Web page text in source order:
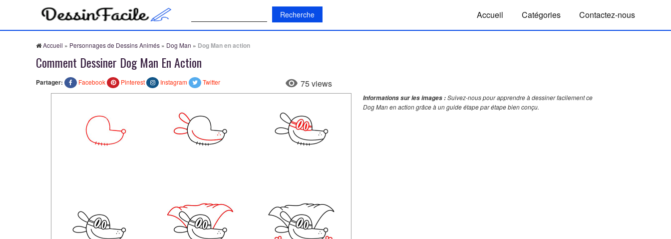
Accueil Catégories Contactez-nous
Accueil » Personnages de Dessins Animés » Dog Man » Dog Man en action
Comment Dessiner Dog Man En Action
Partager: Facebook Pinterest Instagram Twitter 75 views
Informations sur les images :Suivez-nous pour apprendre à dessiner facilement ce
Dog Man en action grâce à un guide étape par étape bien conçu.